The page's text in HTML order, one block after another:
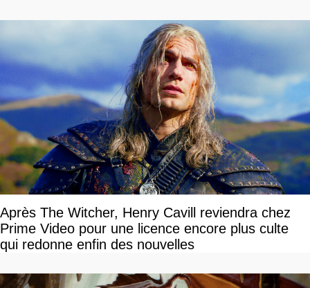
Après The Witcher, Henry Cavill reviendra chez
Prime Video pour une licence encore plus culte
qui redonne enfin des nouvelles